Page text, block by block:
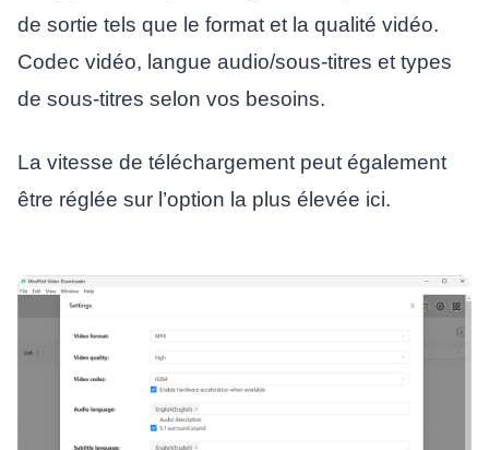
de sortie tels que le format et la qualité vidéo.
Codec vidéo, langue audio/sous-titres et types
de sous-titres selon vos besoins.
La vitesse de téléchargement peut également
être réglée sur l’option la plus élevée ici.